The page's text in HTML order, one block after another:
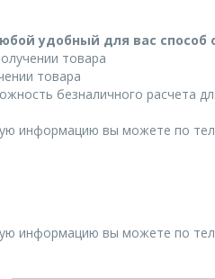
удобный для вас способ
товара
товара
безналичного расчета
информацию вы можете по
информацию вы можете по